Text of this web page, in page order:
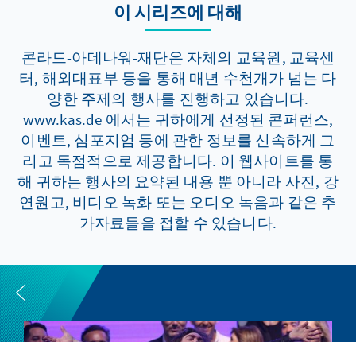
이 시리즈에 대해
콘라드-아데나워-재단은 자체의 교육원, 교육센
터, 해외대표부 등을 통해 매년 수천개가 넘는 다
양한 주제의 행사를 진행하고 있습니다.
www.kas.de 에서는 귀하에게 선정된 콘퍼런스,
이벤트, 심포지엄 등에 관한 정보를 신속하게 그
리고 독점적으로 제공합니다. 이 웹사이트를 통
해 귀하는 행사의 요약된 내용 뿐 아니라 사진, 강
연원고, 비디오 녹화 또는 오디오 녹음과 같은 추
가자료들을 접할 수 있습니다.